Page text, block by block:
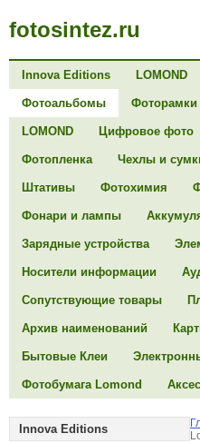
fotosintez.ru
Innova Editions LOMOND
Фотоальбомы Фоторамки
LOMOND Цифровое фото
Фотопленка Чехлы и
Штативы Фотохимия
Фонари и лампы
Зарядные устройства
Носители информации
Сопутствующие товары
Архив наименований
Бытовые Клеи
Фотобумага Lomond
Innova Editions